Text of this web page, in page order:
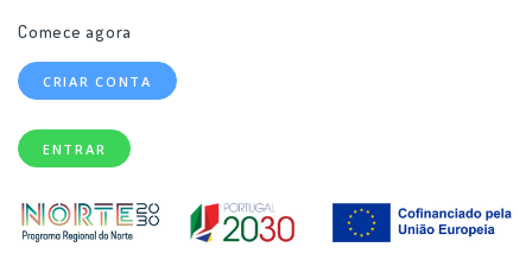
Comece agora
CRIAR CONTA
ENTRAR